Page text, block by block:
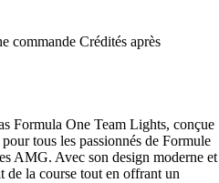
commande Crédités après
Formula One Team Lights, conçue
tous les passionnés de Formule
AMG. Avec son design moderne et
de la course tout en offrant un